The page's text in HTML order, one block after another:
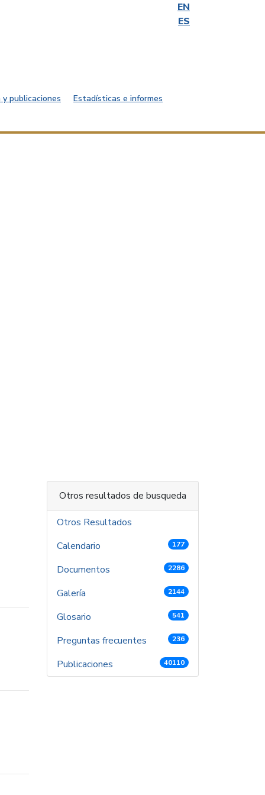
EN
ES
publicaciones Estadísticas e informes
Otros resultados de busqueda
Otros Resultados
Calendario
177
Documentos 2286
Galería 2144
Glosario 541
Preguntas frecuentes 236
Publicaciones 40110